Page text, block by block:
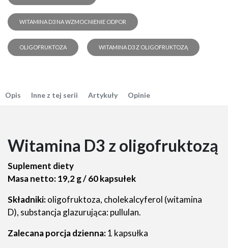
WITAMINA D3 NA WZMOCNIENIE ODPOR
OLIGOFRUKTOZA WITAMINA D3 Z OLIGOFRUKTOZĄ
Opis Inne z tej serii Artykuły Opinie
Witamina D3 z oligofruktozą
Suplement diety
Masa netto: 19,2 g / 60 kapsułek
Składniki:oligofruktoza, cholekalcyferol (witamina
D), substancja glazurująca: pullulan.
Zalecana porcja dzienna:1 kapsułka